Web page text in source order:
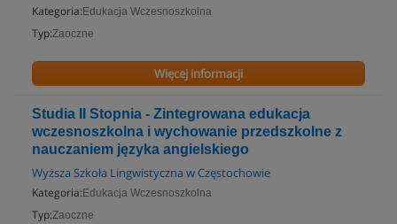
Kategoria: Edukacja Wczesnoszkolna
Typ:Zaoczne
Więcej informacji
Studia II Stopnia - Zintegrowana edukacja
wczesnoszkolna i wychowanie przedszkolne z
nauczaniem języka angielskiego
Wyższa Szkoła Lingwistyczna w Częstochowie
Kategoria: Edukacja Wczesnoszkolna
Typ:Zaoczne